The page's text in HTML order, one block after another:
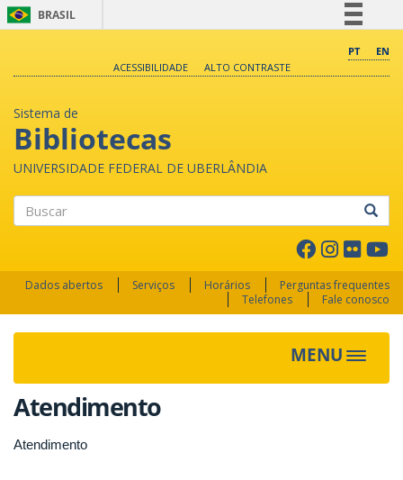
BRASIL
Comunica BR
PT
EN
ACESSIBILIDADE
ALTO CONTRASTE
Sistema de
Bibliotecas
UNIVERSIDADE FEDERAL DE UBERLÂNDIA
Dados abertos Serviços Horários
Perguntas frequentes
Telefones
Fale conosco
MENU Toggle
Atendimento
Atendimento